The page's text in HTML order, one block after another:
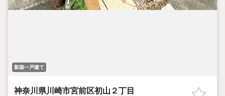
新築一戸建て
神奈川県川崎市宮前区初山２丁目